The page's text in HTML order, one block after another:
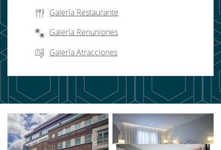
Galería Restaurante
Galería Renuniones
Galería Atracciones